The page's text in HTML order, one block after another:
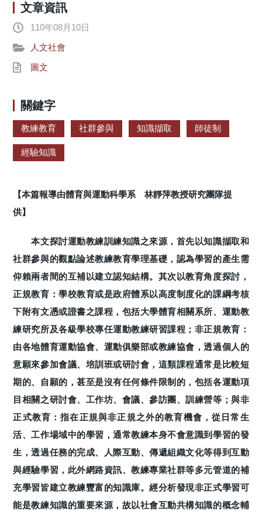
文章資訊
110年08月10日
人文社會
圖文
關鍵字
教練教育 社群參與 知識擷取 師徒制
經驗知識
【本篇報導由體育與運動科學系 林靜萍教授研究團隊提
供】
本文探討運動教練訓練知識之來源，首先以知識擷取和
社群參與的觀點論述教練教育學理基礎，認為學習的產生需
仰賴兩者間的互補以建立認知結構。其次以教育角度探討，
正規教育：學校教育或是政府體系以高度制度化的課綱考核
下附有文憑或證書之課程，包括大學體育相關系所、運動教
練研究所及各級學校專任運動教練研習課程；非正規教育：
由各地體育運動協會、運動俱樂部或教練協會，透過個人的
意願來參加會議、培訓班或研討會，這類課程通常是比較短
期的、自願的，甚至是沒有任何條件限制的，包括各運動項
目相關之研討會、工作坊、會議、參訪團、訓練營等；與非
正式教育：指在正規與非正規之外的教育機會，從日常生
活、工作場域中的學習，通常教練本身不會意識到學習的發
生，透過任務的完成、人際互動、傳遞組織文化等得到互動
與經驗學習，此外網路資訊、教練專業社群等多元管道的補
充學習皆建立教練豐富的知識庫。經分析發現非正式學習可
能是教練知識的重要來源，故以社會互動共構知識的概念輔